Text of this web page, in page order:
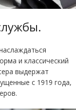
и классический
выдержат
с 1919 года,